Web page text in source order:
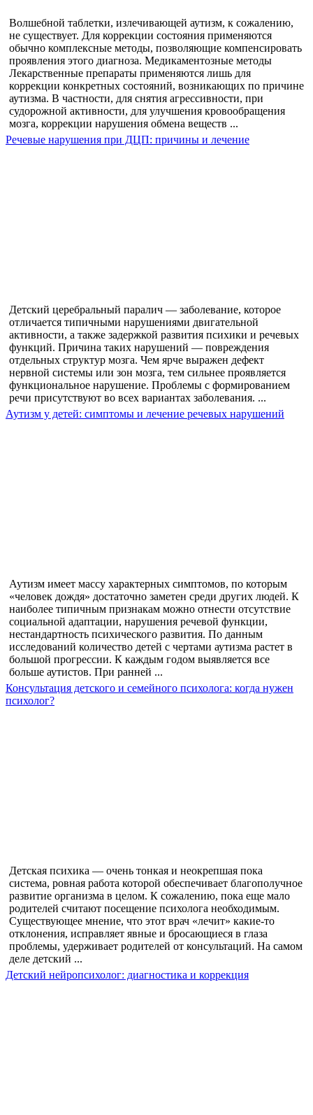
Волшебной таблетки, излечивающей аутизм, к сожалению,
не существует. Для коррекции состояния применяются
обычно комплексные методы, позволяющие компенсировать
проявления этого диагноза. Медикаментозные методы
Лекарственные препараты применяются лишь для
коррекции конкретных состояний, возникающих по причине
аутизма. В частности, для снятия агрессивности, при
судорожной активности, для улучшения кровообращения
мозга, коррекции нарушения обмена веществ ...
Речевые нарушения при ДЦП: причины и лечение
Детский церебральный паралич — заболевание, которое
отличается типичными нарушениями двигательной
активности, а также задержкой развития психики и речевых
функций. Причина таких нарушений — повреждения
отдельных структур мозга. Чем ярче выражен дефект
нервной системы или зон мозга, тем сильнее проявляется
функциональное нарушение. Проблемы с формированием
речи присутствуют во всех вариантах заболевания. ...
Аутизм у детей: симптомы и лечение речевых нарушений
Аутизм имеет массу характерных симптомов, по которым
«человек дождя» достаточно заметен среди других людей. К
наиболее типичным признакам можно отнести отсутствие
социальной адаптации, нарушения речевой функции,
нестандартность психического развития. По данным
исследований количество детей с чертами аутизма растет в
большой прогрессии. К каждым годом выявляется все
больше аутистов. При ранней ...
Консультация детского и семейного психолога: когда нужен
психолог?
Детская психика — очень тонкая и неокрепшая пока
система, ровная работа которой обеспечивает благополучное
развитие организма в целом. К сожалению, пока еще мало
родителей считают посещение психолога необходимым.
Существующее мнение, что этот врач «лечит» какие-то
отклонения, исправляет явные и бросающиеся в глаза
проблемы, удерживает родителей от консультаций. На самом
деле детский ...
Детский нейропсихолог: диагностика и коррекция